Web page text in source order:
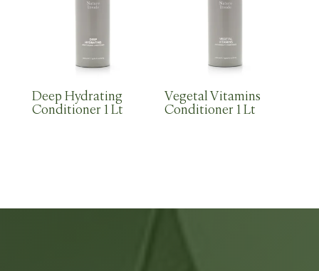
Deep Hydrating
Conditioner 1 Lt
Vegetal Vitamins
Conditioner 1 Lt